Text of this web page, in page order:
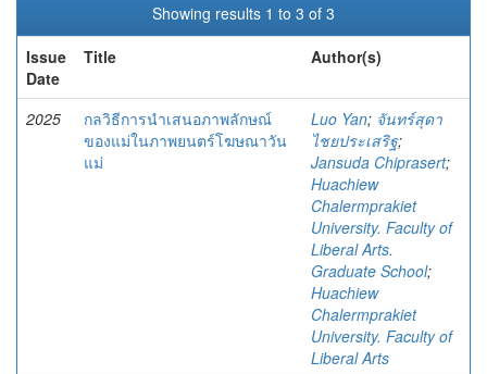
Showing results 1 to 3 of 3
Issue
Date
Title Author(s)
2025
กลวิธีการนําเสนอภาพลักษณ์
ของแม่ในภาพยนตร์โฆษณาวัน
แม่
Luo Yan; จันทร์สุดา
ไชยประเสริฐ;
Jansuda Chiprasert;
Huachiew
Chalermprakiet
University. Faculty of
Liberal Arts.
Graduate School;
Huachiew
Chalermprakiet
University. Faculty of
Liberal Arts